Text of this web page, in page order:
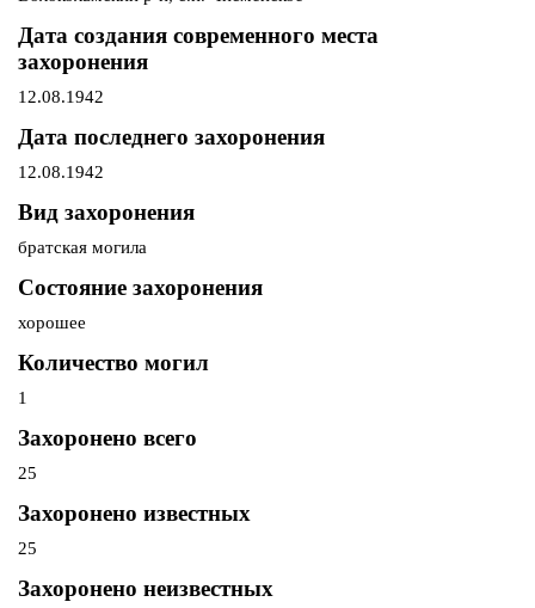
Дата создания современного места
захоронения
12.08.1942
Дата последнего захоронения
12.08.1942
Вид захоронения
братская могила
Состояние захоронения
хорошее
Количество могил
1
Захоронено всего
25
Захоронено известных
25
Захоронено неизвестных